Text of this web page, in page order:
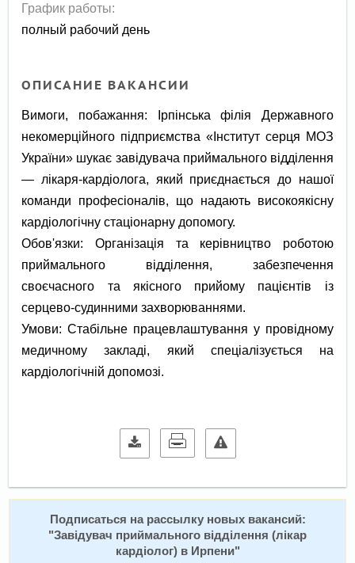
График работы:
полный рабочий день
ОПИСАНИЕ ВАКАНСИИ
Вимоги, побажання: Ірпінська філія Державного
некомерційного підприємства «Інститут серця МОЗ
України» шукає завідувача приймального відділення
— лікаря-кардіолога, який приєднається до нашої
команди професіоналів, що надають високоякісну
кардіологічну стаціонарну допомогу.
Обов'язки: Організація та керівництво роботою
приймального відділення, забезпечення
своєчасного та якісного прийому пацієнтів із
серцево-судинними захворюваннями.
Умови: Стабільне працевлаштування у провідному
медичному закладі, який спеціалізується на
кардіологічній допомозі.
Подписаться на расcылку новых вакансий:
"Завідувач приймального відділення (лікар
кардіолог) в Ирпени"